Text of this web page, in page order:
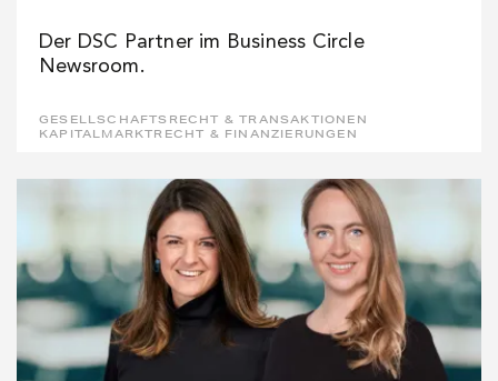
Der DSC Partner im Business Circle
Newsroom.
GESELLSCHAFTSRECHT & TRANSAKTIONEN
KAPITALMARKTRECHT & FINANZIERUNGEN